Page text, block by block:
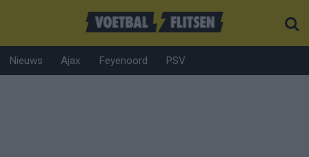
Nieuws Ajax Feyenoord PSV